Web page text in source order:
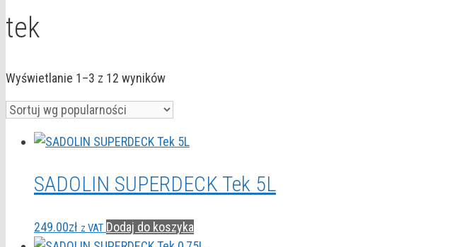
tek
Wyświetlanie 1–3 z 12 wynikówPosortowane
popularności
SADOLIN SUPERDECK Tek 5L
249.00zł z VAT Dodaj do koszyka